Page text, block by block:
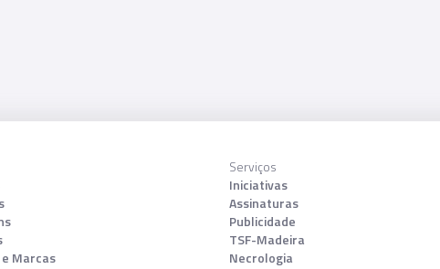
Marcas
Serviços
Iniciativas
Assinaturas
Publicidade
TSF-Madeira
Necrologia